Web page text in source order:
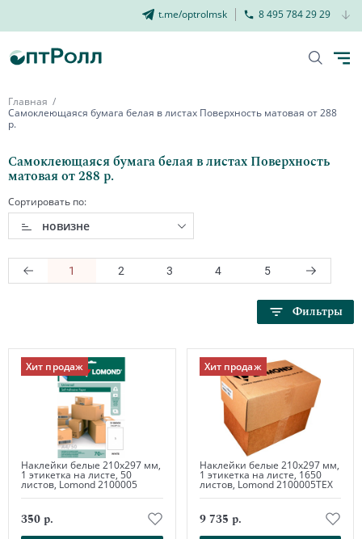
t.me/optrolmsk 8 495 784 29 29
Главная
Самоклеющаяся бумага белая в листах Поверхность матовая от 288
р.
Самоклеющаяся бумага белая в листах Поверхность
матовая от 288 р.
Сортировать по:
новизне
1 2 3 4 5
Фильтры
Хит продаж
Наклейки белые 210х297 мм,
1 этикетка на листе, 50
листов, Lomond 2100005
350 р.
Хит продаж
Наклейки белые 210х297 мм,
1 этикетка на листе, 1650
листов, Lomond 2100005ТЕХ
9 735 р.